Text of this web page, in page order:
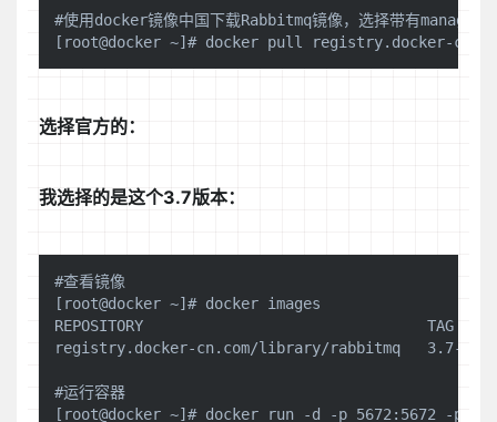
#使用docker镜像中国下载Rabbitmq镜像，选择带有
选择官方的：
我选择的是这个3.7版本：
#查看镜像
[root@docker ~]# docker images
REPOSITORY                                TAG
registry.docker-cn.com/library/rabbitmq   3.7-
#运行容器
[root@docker ~]# docker run -d -p 5672:5672 -p